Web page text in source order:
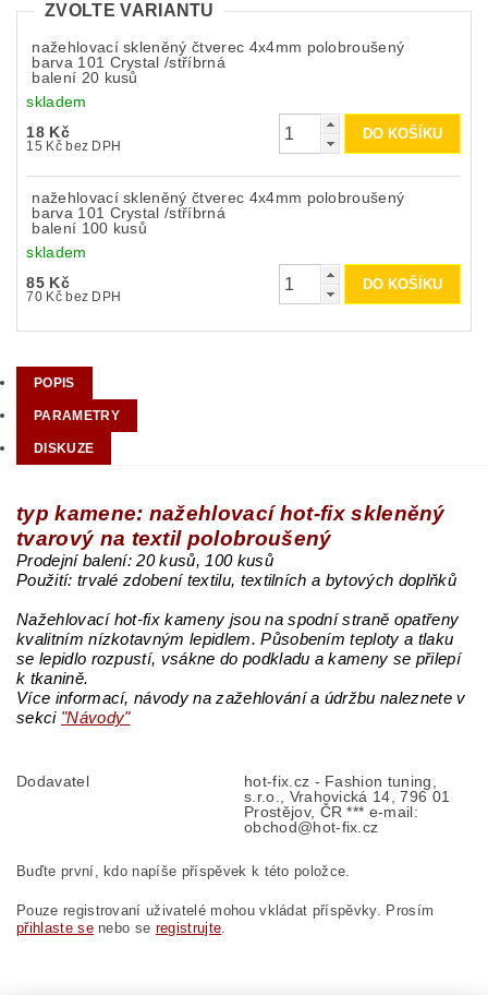
ZVOLTE VARIANTU
nažehlovací skleněný čtverec 4x4mm polobroušený
barva 101 Crystal /stříbrná
balení 20 kusů
skladem
18 Kč
15 Kč bez DPH
nažehlovací skleněný čtverec 4x4mm polobroušený
barva 101 Crystal /stříbrná
balení 100 kusů
skladem
85 Kč
70 Kč bez DPH
POPIS
PARAMETRY
DISKUZE
typ kamene: nažehlovací hot-fix skleněný
tvarový na textil polobroušený
Prodejní balení: 20 kusů, 100 kusů
Použití: trvalé zdobení textilu, textilních a bytových doplňků
Nažehlovací hot-fix kameny jsou na spodní straně opatřeny
kvalitním nízkotavným lepidlem. Působením teploty a tlaku
se lepidlo rozpustí, vsákne do podkladu a kameny se přilepí
k tkanině.
Více informací, návody na zažehlování a údržbu naleznete v
sekci "Návody"
Dodavatel
hot-fix.cz - Fashion tuning,
s.r.o., Vrahovická 14, 796 01
Prostějov, ČR *** e-mail:
obchod@hot-fix.cz
Buďte první, kdo napíše příspěvek k této položce.
Pouze registrovaní uživatelé mohou vkládat příspěvky. Prosím
přihlaste senebo se registrujte.